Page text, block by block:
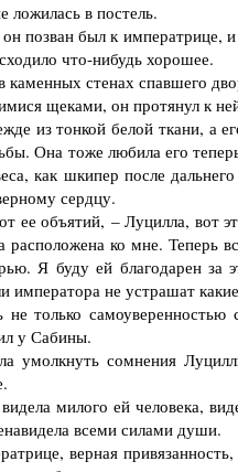
в постель.
позван был к императрице,
что-нибудь хорошее.
стенах спавшего
щеками, он протянул к
из тонкой белой ткани, а
Она тоже любила его
как шкипер после
сердцу.
ее объятий, – Луцилла, вот
расположена ко мне. Теперь
Я буду ей благодарен за
императора не устрашат
только самоуверенностью
у Сабины.
умолкнуть сомнения
милого ей человека,
всеми силами души.
верная